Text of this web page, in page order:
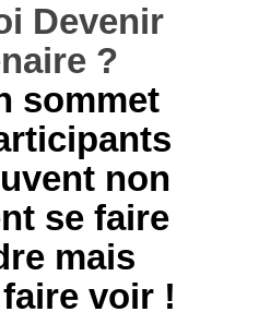
Devenir
?
sommet
non
se faire
mais
voir !